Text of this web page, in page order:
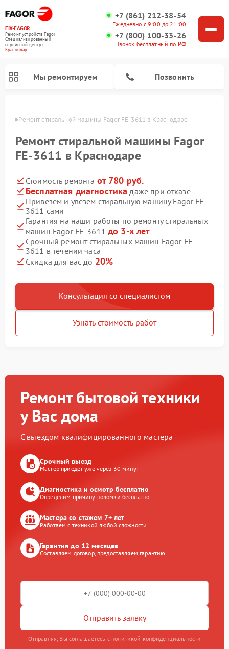
FIX-FAGOR
Ремонт устройств Fagor
Специализированный
cервисный центр г.
Краснодар
+7 (861) 212-38-54
Ежедневно с 9:00 до 21:00
+7 (800) 100-33-26
Звонок бесплатный по РФ
Мы ремонтируем Позвонить
Ремонт стиральной машины Fagor FE-3611 в Краснодаре
Ремонт стиральной машины Fagor
FE-3611 в Краснодаре
Стоимость ремонта от 780 руб.
Бесплатная диагностика даже при отказе
Привезем и увезем стиральную машину Fagor FE-
3611 сами
Гарантия на наши работы по ремонту стиральных
машин Fagor FE-3611 до 3-х лет
Срочный ремонт стиральных машин Fagor FE-
3611 в течении часа
Скидка для вас до 20%
Консультация со специалистом
Узнать стоимость работ
Ремонт бытовой техники
у Вас дома
С выездом квалифицированного мастера
Срочный выезд
Мастер приедет уже через 30 минут
Диагностика и осмотр бесплатно
Определим причину поломки бесплатно
Мастера со стажем 7+ лет
Работаем с техникой любой сложности
Гарантия до 12 месяцев
Составляем договор, предоставляем гарантию
Отправить заявку
Отправляя, Вы соглашаетесь с политикой конфиденциальности